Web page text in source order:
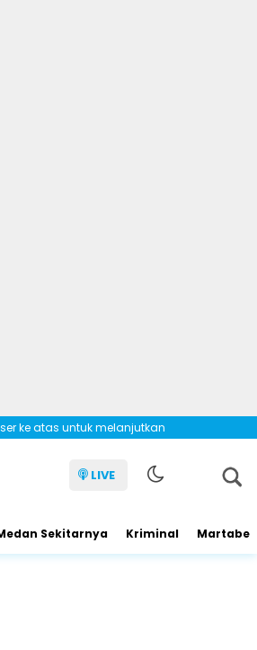
ke atas untuk melanjutkan
LIVE
Sekitarnya Kriminal Martabe